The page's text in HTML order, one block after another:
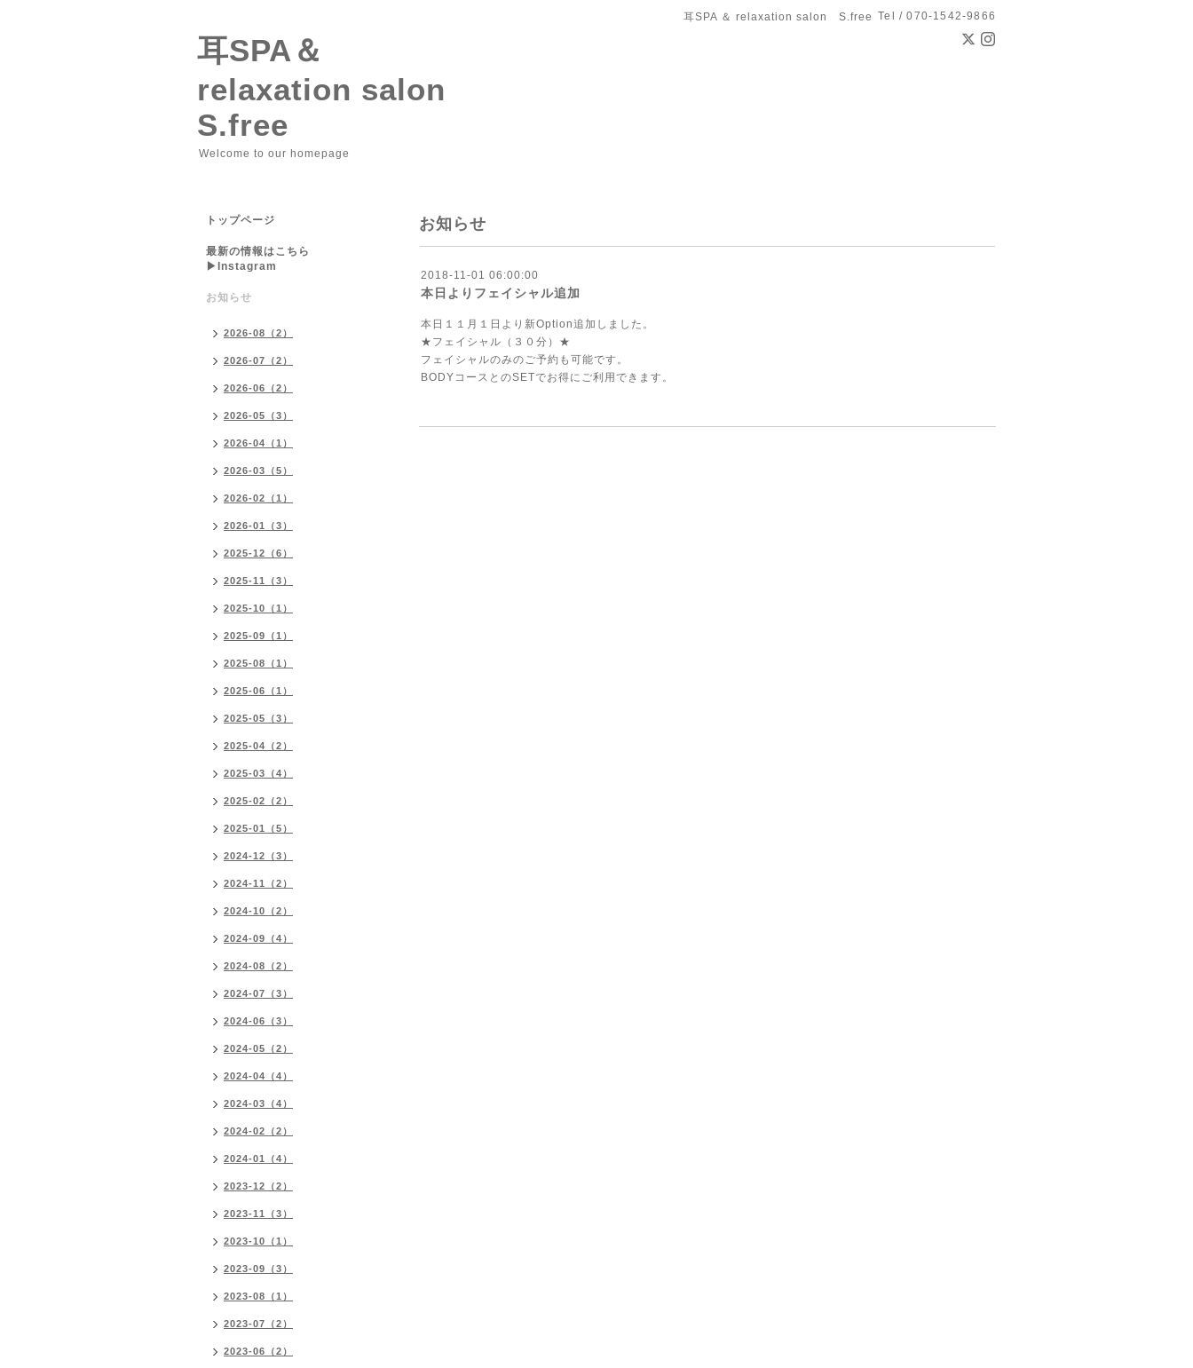
耳SPA ＆ relaxation salon S.free Tel / 070-1542-9866
耳SPA＆
relaxation salon
S.free
Welcome to our homepage
お知らせ
2018-11-01 06:00:00
本日よりフェイシャル追加
本日１１月１日より新Option追加しました。
★フェイシャル（３０分）★
フェイシャルのみのご予約も可能です。
BODYコースとのSETでお得にご利用できます。
トップページ
最新の情報はこちら
▶︎Instagram
お知らせ
2026-08（2）
2026-07（2）
2026-06（2）
2026-05（3）
2026-04（1）
2026-03（5）
2026-02（1）
2026-01（3）
2025-12（6）
2025-11（3）
2025-10（1）
2025-09（1）
2025-08（1）
2025-06（1）
2025-05（3）
2025-04（2）
2025-03（4）
2025-02（2）
2025-01（5）
2024-12（3）
2024-11（2）
2024-10（2）
2024-09（4）
2024-08（2）
2024-07（3）
2024-06（3）
2024-05（2）
2024-04（4）
2024-03（4）
2024-02（2）
2024-01（4）
2023-12（2）
2023-11（3）
2023-10（1）
2023-09（3）
2023-08（1）
2023-07（2）
2023-06（2）